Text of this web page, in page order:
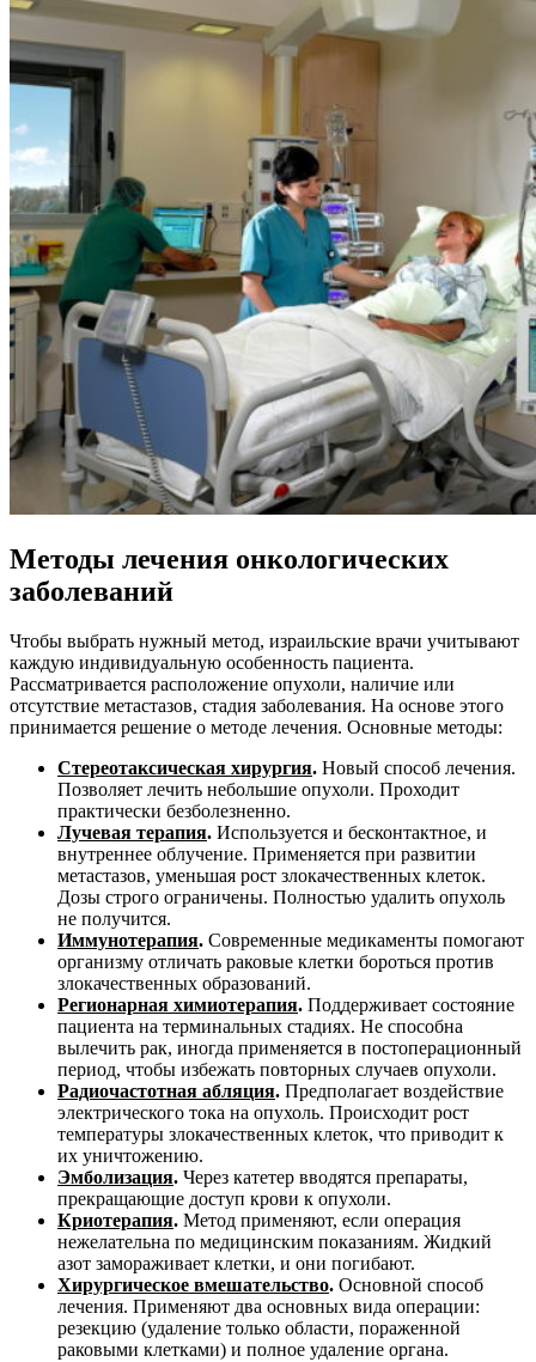
Методы лечения онкологических
заболеваний
Чтобы выбрать нужный метод, израильские врачи учитывают
каждую индивидуальную особенность пациента.
Рассматривается расположение опухоли, наличие или
отсутствие метастазов, стадия заболевания. На основе этого
принимается решение о методе лечения. Основные методы:
Стереотаксическая хирургия. Новый способ лечения.
Позволяет лечить небольшие опухоли. Проходит
практически безболезненно.
Лучевая терапия. Используется и бесконтактное, и
внутреннее облучение. Применяется при развитии
метастазов, уменьшая рост злокачественных клеток.
Дозы строго ограничены. Полностью удалить опухоль
не получится.
Иммунотерапия. Современные медикаменты помогают
организму отличать раковые клетки бороться против
злокачественных образований.
Регионарная химиотерапия. Поддерживает состояние
пациента на терминальных стадиях. Не способна
вылечить рак, иногда применяется в постоперационный
период, чтобы избежать повторных случаев опухоли.
Радиочастотная абляция. Предполагает воздействие
электрического тока на опухоль. Происходит рост
температуры злокачественных клеток, что приводит к
их уничтожению.
Эмболизация. Через катетер вводятся препараты,
прекращающие доступ крови к опухоли.
Криотерапия. Метод применяют, если операция
нежелательна по медицинским показаниям. Жидкий
азот замораживает клетки, и они погибают.
Хирургическое вмешательство. Основной способ
лечения. Применяют два основных вида операции:
резекцию (удаление только области, пораженной
раковыми клетками) и полное удаление органа.